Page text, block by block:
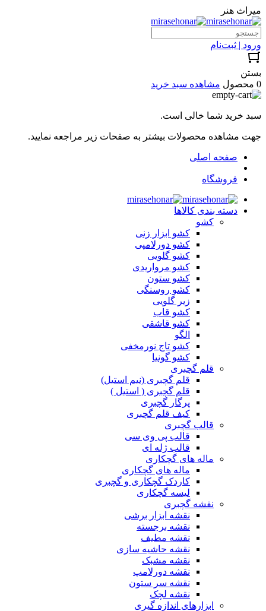
میراث هنر
ورود | ثبت‌نام
بستن
0 محصول
مشاهده سبد خرید
سبد خرید شما خالی است.
جهت مشاهده محصولات بیشتر به صفحات زیر مراجعه نمایید.
صفحه اصلی
فروشگاه
دسته بندی کالاها
کشو
کشو ابزار زنی
کشو دورلامپی
کشو گلویی
کشو مرواریدی
کشو ستون
کشو روسنگی
زیر گلویی
کشو قاب
کشو قاشقی
الگو
کشو تاج نورمخفی
کشو گونیا
قلم گچبری
قلم گچبری (نیم استیل)
قلم گچبری ( استیل )
پرگار گچبری
کیف قلم گچبری
قالب گچبری
قالب پی وی سی
قالب ژله ای
ماله های گچکاری
ماله های گچکاری
کاردک گچکاری و گچبری
لیسه گچکاری
نقشه گچبری
نقشه ابزار برشی
نقشه برجسته
نقشه مطیف
نقشه حاشیه سازی
نقشه مشبک
نقشه دورلامپ
نقشه سر ستون
نقشه لچک
ابزارهای اندازه گیری